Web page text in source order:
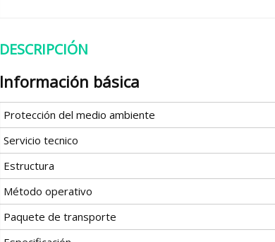
DESCRIPCIÓN
Información básica
Protección del medio ambiente
Servicio tecnico
Estructura
Método operativo
Paquete de transporte